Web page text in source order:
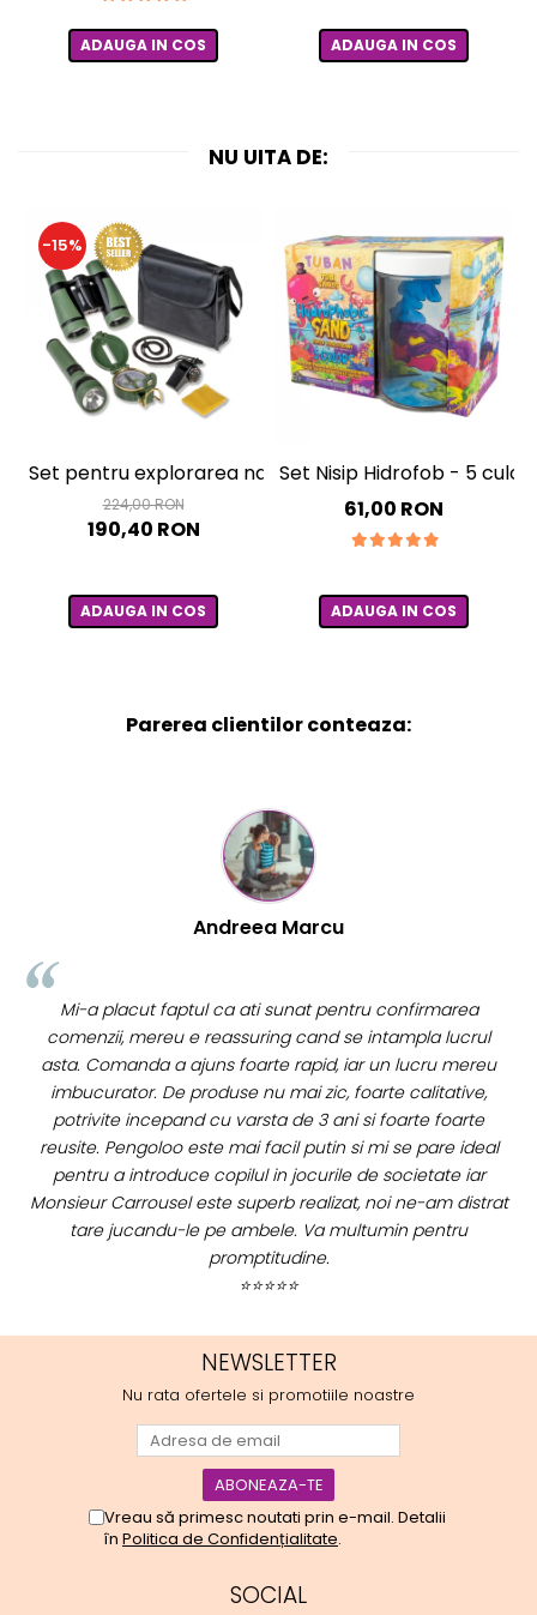
ADAUGA IN COS ADAUGA IN COS
NU UITA DE:
-15%
Set pentru explorarea naturii, Outdoor Adventure
224,00 RON
190,40 RON
ADAUGA IN COS
Set Nisip Hidrofob - 5
61,00 RON
ADAUGA IN COS
Parerea clientilor conteaza:
lucrul
mereu
calitative,
foarte
pare ideal
iar
ne-am distrat
pentru
Mihaela Bastea
Buna Elena. Astazi au ajuns jocurile. Fetita mea
incantata. Am apucat sa deschidem unul
momentan. Noi mai aveam un joc de la
stiam ca sunt calitative, de aceea am si avut
comand atat de multe. Primul deschis a
Scufita rosie. Da, a fost totul ok. Au ajuns
cum ai si spus. Cutiile au ajuns cu
⭐⭐⭐⭐⭐
NEWSLETTER
Nu rata ofertele si promotiile noastre
Vreau să primesc noutati prin e-mail. Detalii
în Politica de Confidențialitate.
SOCIAL